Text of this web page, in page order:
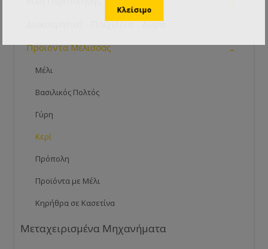
Διακοσμητικά - Παιχνίδια - Δώρα
Προιόντα Μέλισσας
-
Μέλι
Βασιλικός Πολτός
Γύρη
Κερί
Πρόπολη
Προϊόντα με Μέλι
Κηρήθρα σε Κασετίνα
Μεταχειρισμένα Μηχανήματα